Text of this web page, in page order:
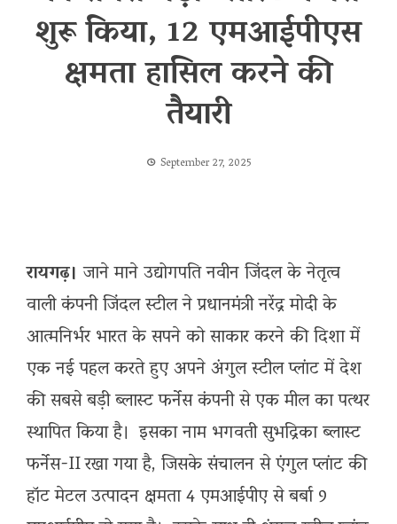
शुरू किया, 12 एमआईपीएस
क्षमता हासिल करने की
तैयारी
September 27, 2025
रायगढ़।जाने माने उद्योगपति नवीन जिंदल के नेतृत्व
वाली कंपनी जिंदल स्टील ने प्रधानमंत्री नरेंद्र मोदी के
आत्मनिर्भर भारत के सपने को साकार करने की दिशा में
एक नई पहल करते हुए अपने अंगुल स्टील प्लांट में देश
की सबसे बड़ी ब्लास्ट फर्नेस कंपनी से एक मील का पत्थर
स्थापित किया है। इसका नाम भगवती सुभद्रिका ब्लास्ट
फर्नेस-II रखा गया है, जिसके संचालन से एंगुल प्लांट की
हॉट मेटल उत्पादन क्षमता 4 एमआईपीए से बर्बा 9